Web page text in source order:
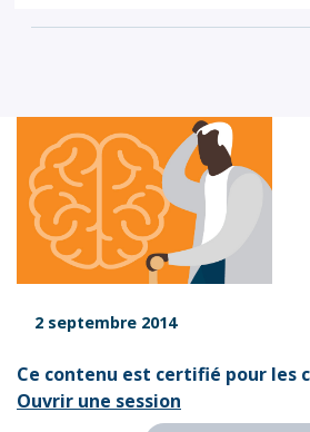
2 septembre 2014
Ce contenu est certifié pour les
Ouvrir une session